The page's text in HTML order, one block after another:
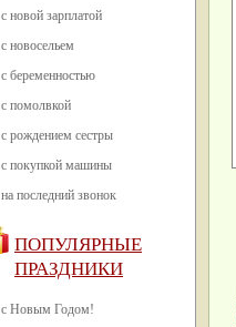
с новой зарплатой
с новосельем
с беременностью
с помолвкой
с рождением сестры
с покупкой машины
на последний звонок
ПОПУЛЯРНЫЕ
ПРАЗДНИКИ
с Новым Годом!